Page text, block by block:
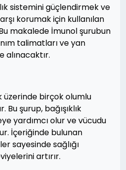
sistemini güçlendirmek ve
korumak için kullanılan
makalede İmunol şurubun
talimatları ve yan
alınacaktır.
üzerinde birçok olumlu
Bu şurup, bağışıklık
yardımcı olur ve vücudu
İçeriğinde bulunan
sayesinde sağlığı
artırır.